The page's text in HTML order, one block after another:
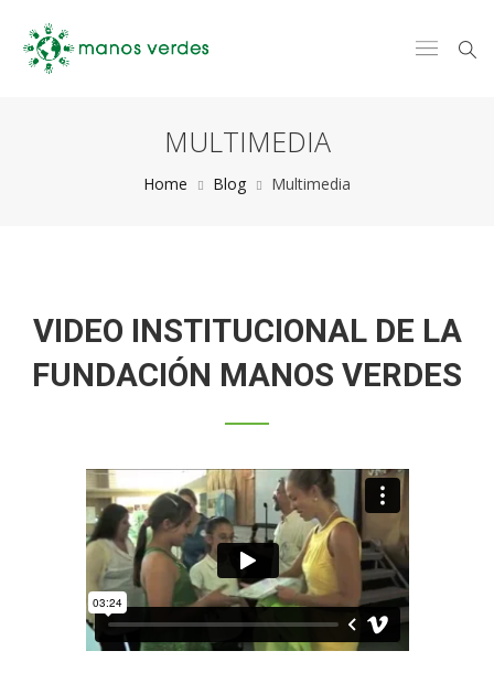
MULTIMEDIA
Home Blog Multimedia
VIDEO INSTITUCIONAL DE LA
FUNDACIÓN MANOS VERDES